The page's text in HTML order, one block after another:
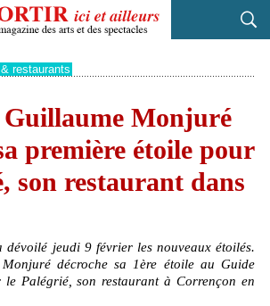
restaurants
Monjuré
première étoile pour
son restaurant dans
dévoilé jeudi 9 février les nouveaux étoilés.
décroche sa 1ère étoile au Guide
Palégrié, son restaurant à Corrençon en